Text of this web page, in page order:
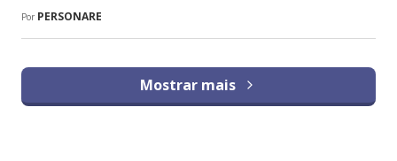
Por PERSONARE
Mostrar mais